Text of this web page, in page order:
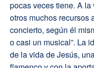
pocas veces tiene. A
otros muchos recursos
concierto, según él
o casi un musical”. La
de la vida de Jesús,